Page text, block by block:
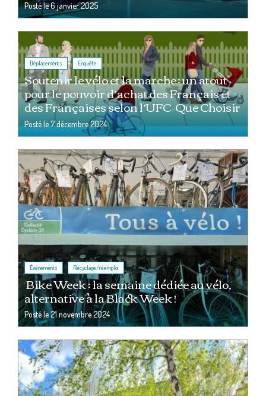
Posté le6 janvier 2025
Déplacements , Enquête
Soutenir le vélo et la marche : un atout
pour le pouvoir d’achat des Français et
des Françaises selon l’UFC-Que Choisir
Posté le7 décembre 2024
Événements , Recyclage/réemploi
Bike Week : la semaine dédiée au vélo,
alternative à la Black Week !
Posté le21 novembre 2024